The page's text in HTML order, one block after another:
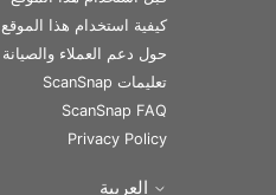
كيفية استخدام هذا الموقع
حول دعم العملاء والصيانة
تعليمات ScanSnap
ScanSnap FAQ
Privacy Policy